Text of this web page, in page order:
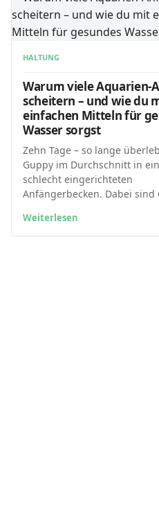
HALTUNG
Warum viele Aquarien-
scheitern – und wie du
einfachen Mitteln für
Wasser sorgst
Zehn Tage – so lange
Guppy im Durchschnitt in
schlecht eingerichteten
Anfängerbecken. Dabei sind
Weiterlesen